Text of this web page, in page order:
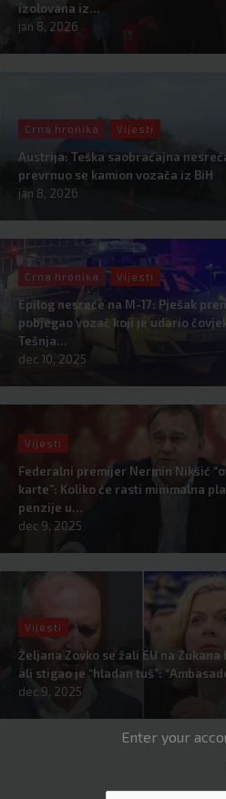
Enter your
izolovana iz…
jan 8, 2026
Crna hronika Vijesti
Austrija: Teška saobraćajna
prevrnuo se kamion vozača iz BiH
jan 8, 2026
Crna hronika Vijesti
Epilog nesreće na M-17: Pješak
pobjegao vozač koji je udario
Tešnja…
dec 10, 2025
Vijesti
Federalni premijer Nermin Nikšić
karte”: Koliko će rasti minimalna
penzije u…
dec 9, 2025
Vijesti
Željana Zovko se žali EU na Zukana
ali stigao je “hladan tuš”:
dec 9, 2025